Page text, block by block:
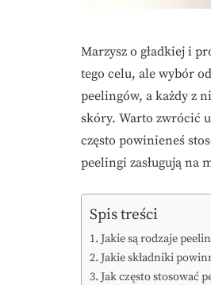
Marzysz o gładkiej i
tego celu, ale wybór
peelingów, a każdy z
skóry. Warto zwrócić
często powinieneś
peelingi zasługują na
Spis treści
Jakie są rodzaje
Jakie składniki
Jak często stosować